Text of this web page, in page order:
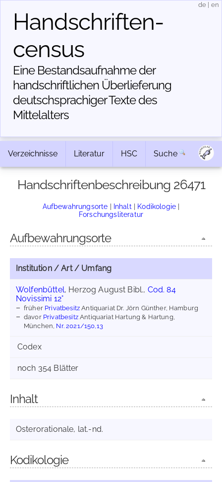
Handschriften­
census
Eine Bestandsaufnahme der
handschriftlichen Über­lieferung
deutschsprachiger Texte des
Mittelalters
de en
Verzeichnisse Literatur HSC Suche
Handschriftenbeschreibung 26471
Aufbewahrungsorte | Inhalt | Kodikologie |
Forschungsliteratur
Aufbewahrungsorte
Institution / Art / Umfang
Wolfenbüttel, Herzog August Bibl., Cod. 84
Novissimi 12°
früher PrivatbesitzAntiquariat Dr. Jörn Günther, Hamburg
davor PrivatbesitzAntiquariat Hartung & Hartung,
München, Nr. 2021/150,13
Codex
noch 354 Blätter
Inhalt
Osterorationale, lat.-nd.
Kodikologie